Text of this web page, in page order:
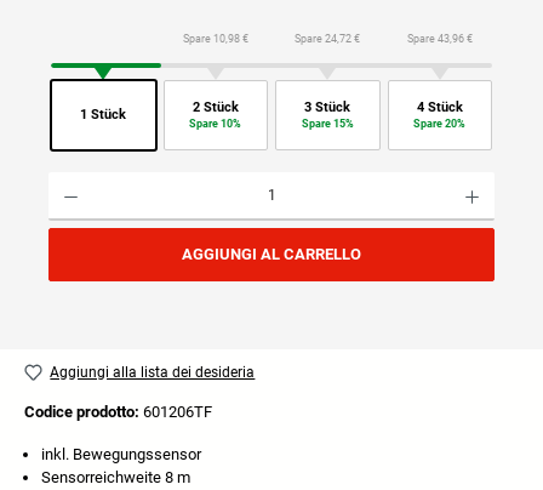
1 Stück
Spare 10,98 €
2 Stück
Spare 10%
Spare 24,72 €
3 Stück
Spare 15%
Spare 43,96 €
4 Stück
Spare 20%
AGGIUNGI AL CARRELLO
Aggiungi alla lista dei desideria
Codice prodotto: 601206TF
inkl. Bewegungssensor
Sensorreichweite 8 m